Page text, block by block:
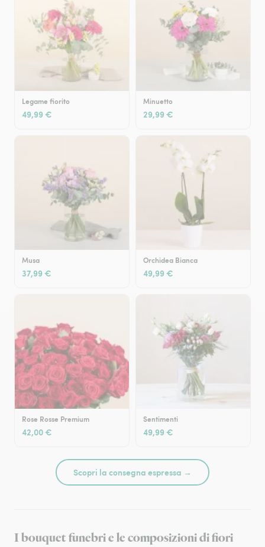
Legame fiorito
49,99 €
Minuetto
29,99 €
Musa
37,99 €
Orchidea Bianca
49,99 €
Rose Rosse Premium
42,00 €
Sentimenti
49,99 €
Scopri la consegna espressa →
I bouquet funebri e le composizioni di fiori